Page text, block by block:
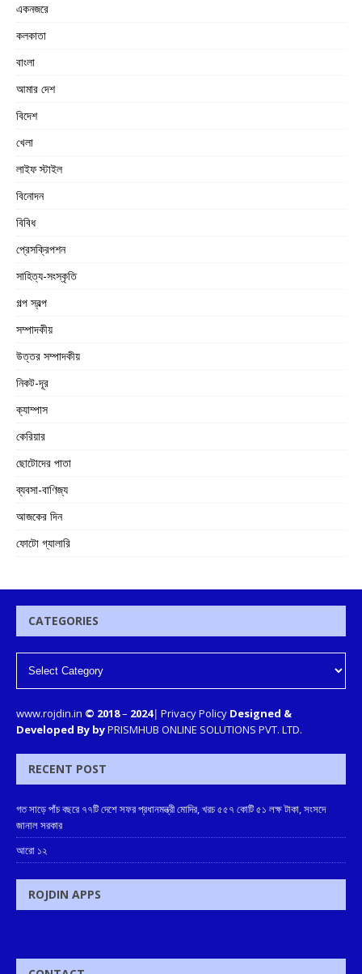
একনজরে
কলকাতা
বাংলা
আমার দেশ
বিদেশ
খেলা
লাইফ স্টাইল
বিনোদন
বিবিধ
প্রেসক্রিপশন
সাহিত্য-সংস্কৃতি
গল্প স্বল্প
সম্পাদকীয়
উত্তর সম্পাদকীয়
নিকট-দূর
ক্যাম্পাস
কেরিয়ার
ছোটোদের পাতা
ব্যবসা-বাণিজ্য
আজকের দিন
ফোটো গ্যালারি
CATEGORIES
www.rojdin.in © 2018– 2024| Privacy Policy Designed &
Developed By byPRISMHUB ONLINE SOLUTIONS PVT. LTD.
RECENT POST
গত সাড়ে পাঁচ বছরে ৭৭টি দেশে সফর প্রধানমন্ত্রী মোদির, খরচ ৫৫৭ কোটি ৫১ লক্ষ টাকা, সংসদে
জানাল সরকার
আরো ১২
ROJDIN APPS